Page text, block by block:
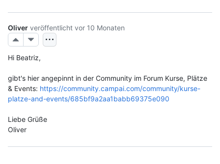
Oliver veröffentlicht vor 10 Monaten
Hi Beatriz,
gibt's hier angepinnt in der Community im Forum Kurse, Plätze
& Events: https://community.campai.com/community/kurse-
platze-and-events/685bf9a2aa1babb69375e090
Liebe Grüße
Oliver